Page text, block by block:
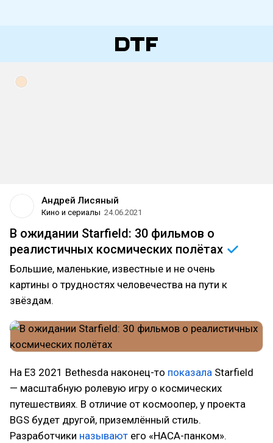
Андрей Лисяный
Кино и сериалы 24.06.2021
В ожидании Starfield: 30 фильмов о
реалистичных космических полётах
Большие, маленькие, известные и не очень
картины о трудностях человечества на пути к
звёздам.
На Е3 2021 Bethesda наконец-то показала Starfield
— масштабную ролевую игру о космических
путешествиях. В отличие от космоопер, у проекта
BGS будет другой, приземлённый стиль.
Разработчики называют его «НАСА-панком».